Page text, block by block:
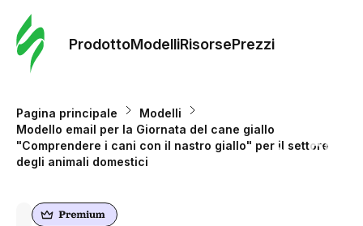
ProdottoModelliRisorsePrezzi
Pagina principale
Modelli
Modello email per la Giornata del cane giallo
"Comprendere i cani con il nastro giallo" per il settore
degli animali domestici